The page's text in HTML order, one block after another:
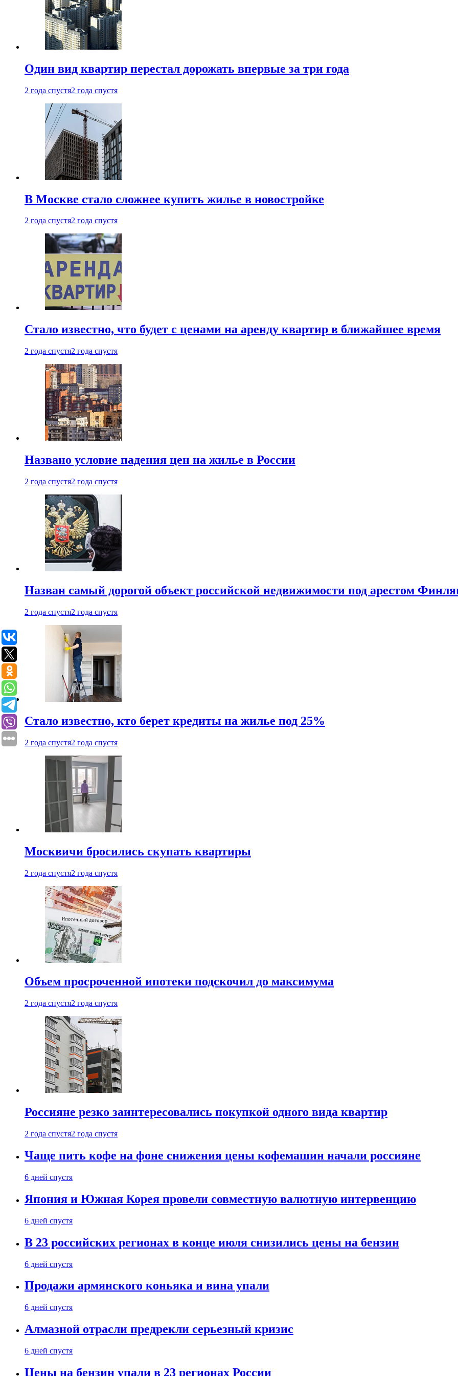
Один вид квартир перестал дорожать впервые за три года
2 года спустя2 года спустя
В Москве стало сложнее купить жилье в новостройке
2 года спустя2 года спустя
Стало известно, что будет с ценами на аренду квартир в ближайшее время
2 года спустя2 года спустя
Названо условие падения цен на жилье в России
2 года спустя2 года спустя
Назван самый дорогой объект российской недвижимости под арестом
2 года спустя2 года спустя
Стало известно, кто берет кредиты на жилье под 25%
2 года спустя2 года спустя
Москвичи бросились скупать квартиры
2 года спустя2 года спустя
Объем просроченной ипотеки подскочил до максимума
2 года спустя2 года спустя
Россияне резко заинтересовались покупкой одного вида квартир
2 года спустя2 года спустя
Чаще пить кофе на фоне снижения цены кофемашин начали россияне
6 дней спустя
Япония и Южная Корея провели совместную валютную интервенцию
6 дней спустя
В 23 российских регионах в конце июля снизились цены на бензин
6 дней спустя
Продажи армянского коньяка и вина упали
6 дней спустя
Алмазной отрасли предрекли серьезный кризис
6 дней спустя
Цены на бензин упали в 23 регионах России